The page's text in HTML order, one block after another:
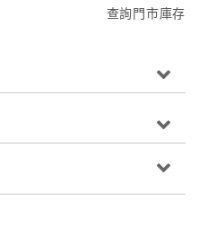
查詢門市庫存